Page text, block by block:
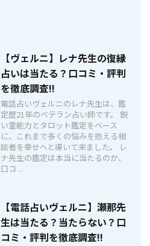
【ヴェルニ】レナ先生の復縁
占いは当たる？口コミ・評判
を徹底調査!!
電話占いヴェルニのレナ先生は、鑑
定歴21年のベテラン占い師です。 鋭
い霊能力とタロット鑑定をベース
に、これまで多くの悩みを抱える相
談者を幸せへと導いて来ました。 レ
ナ先生の鑑定は本当に当たるのか、
口コ ...
【電話占いヴェルニ】瀬那先
生は当たる？当たらない？口
コミ・評判を徹底調査!!